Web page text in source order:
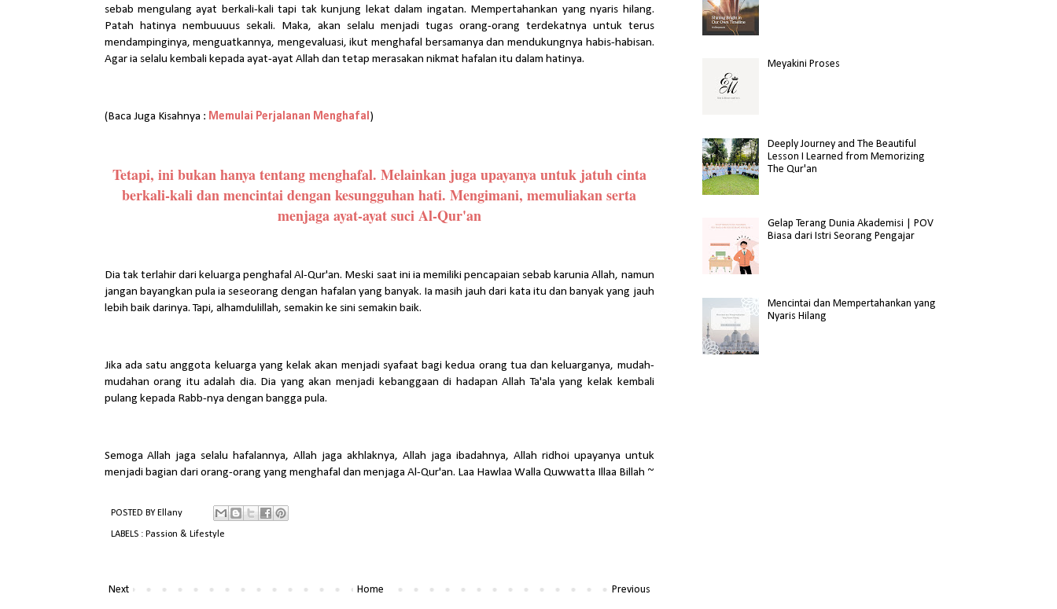
sebab mengulang ayat berkali-kali tapi tak kunjung lekat dalam ingatan. Mempertahankan yang nyaris hilang.
Patah hatinya nembuuuus sekali. Maka, akan selalu menjadi tugas orang-orang terdekatnya untuk terus
mendampinginya, menguatkannya, mengevaluasi, ikut menghafal bersamanya dan mendukungnya habis-habisan.
Agar ia selalu kembali kepada ayat-ayat Allah dan tetap merasakan nikmat hafalan itu dalam hatinya.
(Baca Juga Kisahnya : Memulai Perjalanan Menghafal )
Tetapi, ini bukan hanya tentang menghafal. Melainkan juga upayanya untuk jatuh cinta
berkali-kali dan mencintai dengan kesungguhan hati. Mengimani, memuliakan serta
menjaga ayat-ayat suci Al-Qur'an
Dia tak terlahir dari keluarga penghafal Al-Qur'an. Meski saat ini ia memiliki pencapaian sebab karunia Allah, namun
jangan bayangkan pula ia seseorang dengan hafalan yang banyak. Ia masih jauh dari kata itu dan banyak yang jauh
lebih baik darinya. Tapi, alhamdulillah, semakin ke sini semakin baik.
Jika ada satu anggota keluarga yang kelak akan menjadi syafaat bagi kedua orang tua dan keluarganya, mudah-
mudahan orang itu adalah dia. Dia yang akan menjadi kebanggaan di hadapan Allah Ta'ala yang kelak kembali
pulang kepada Rabb-nya dengan bangga pula.
Semoga Allah jaga selalu hafalannya, Allah jaga akhlaknya, Allah jaga ibadahnya, Allah ridhoi upayanya untuk
menjadi bagian dari orang-orang yang menghafal dan menjaga Al-Qur'an. Laa Hawlaa Walla Quwwatta Illaa Billah ~
POSTED BY Ellany
LABELS : Passion & Lifestyle
Next Previous
Home
Meyakini Proses
Deeply Journey and The Beautiful
Lesson I Learned from Memorizing
The Qur'an
Gelap Terang Dunia Akademisi | POV
Biasa dari Istri Seorang Pengajar
Mencintai dan Mempertahankan yang
Nyaris Hilang